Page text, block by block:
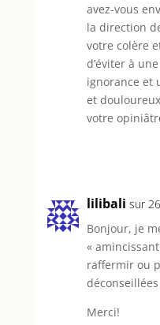
avez-vous
la direction
votre colère
d’éviter à
ignorance et
et
votre
lilibali sur
Bonjour, je
«
raffermir ou
Merci!